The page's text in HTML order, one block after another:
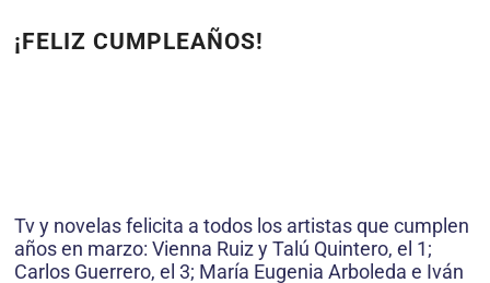
¡FELIZ CUMPLEAÑOS!
Tv y novelas felicita a todos los artistas que cumplen
años en marzo: Vienna Ruiz y Talú Quintero, el 1;
Carlos Guerrero, el 3; María Eugenia Arboleda e Iván